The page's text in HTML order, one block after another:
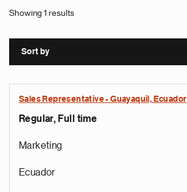
Showing 1 results
Sort by
Sales Representative - Guayaquil, Ecuador
Regular, Full time
Marketing
Ecuador